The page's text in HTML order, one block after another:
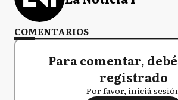
COMENTARIOS
Para comentar,
registrado
Por favor, iniciá